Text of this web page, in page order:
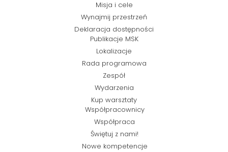
Misja i cele
Wynajmij przestrzeń
Deklaracja dostępności
Publikacje MSK
Lokalizacje
Rada programowa
Zespół
Wydarzenia
Kup warsztaty
Współpracownicy
Współpraca
Świętuj z nami!
Nowe kompetencje